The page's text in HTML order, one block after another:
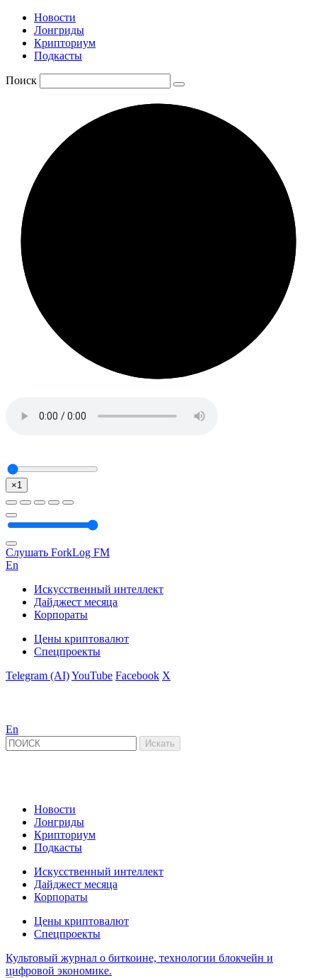
Новости
Лонгриды
Крипториум
Подкасты
Поиск
×1
Слушать ForkLog FM
En
Искусственный интеллект
Дайджест месяца
Корпораты
Цены криптовалют
Спецпроекты
Telegram (AI)YouTube Facebook X
En
Новости
Лонгриды
Крипториум
Подкасты
Искусственный интеллект
Дайджест месяца
Корпораты
Цены криптовалют
Спецпроекты
Культовый журнал о биткоине, технологии блокчейн и
цифровой экономике.